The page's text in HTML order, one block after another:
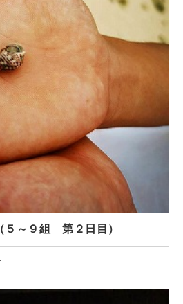
５～９組 第２日目）